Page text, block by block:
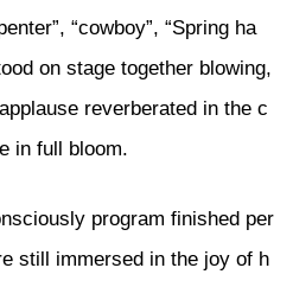
“cowboy”, “Spring ha
on stage together blowing,
reverberated in the c
in full bloom.
program finished per
still immersed in the joy of h